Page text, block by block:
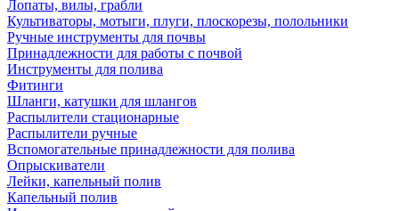
Лопаты, вилы, грабли
Культиваторы, мотыги, плуги, плоскорезы, полольники
Ручные инструменты для почвы
Принадлежности для работы с почвой
Инструменты для полива
Фитинги
Шланги, катушки для шлангов
Распылители стационарные
Распылители ручные
Вспомогательные принадлежности для полива
Опрыскиватели
Лейки, капельный полив
Капельный полив